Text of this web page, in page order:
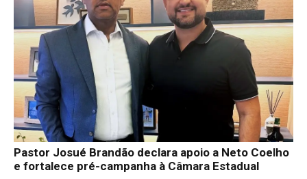
Pastor Josué Brandão declara apoio a Neto Coelho
e fortalece pré-campanha à Câmara Estadual